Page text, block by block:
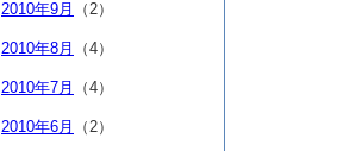
2010年9月 （2）
2010年8月 （4）
2010年7月 （4）
2010年6月 （2）